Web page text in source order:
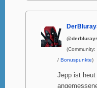
(Community:
/ Bonuspunkte)
Jepp ist heut